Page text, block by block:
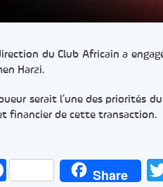
du Club Africain a
Harzi.
serait l’une des priorités
financier de cette transaction.
FacebookShare